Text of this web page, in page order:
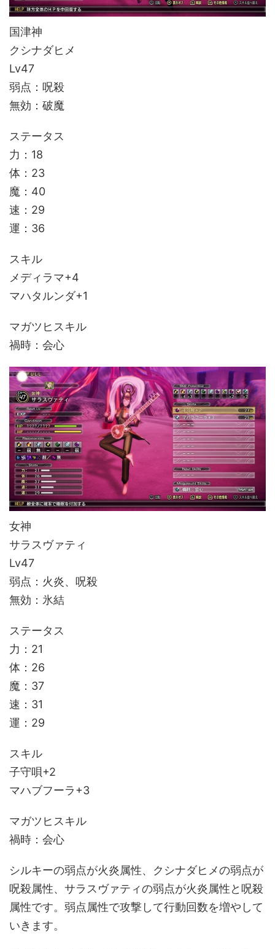
国津神
クシナダヒメ
Lv47
弱点：呪殺
無効：破魔
ステータス
力：18
体：23
魔：40
速：29
運：36
スキル
メディラマ+4
マハタルンダ+1
マガツヒスキル
禍時：会心
女神
サラスヴァティ
Lv47
弱点：火炎、呪殺
無効：氷結
ステータス
力：21
体：26
魔：37
速：31
運：29
スキル
子守唄+2
マハブフーラ+3
マガツヒスキル
禍時：会心
シルキーの弱点が火炎属性、クシナダヒメの弱点が
呪殺属性、サラスヴァティの弱点が火炎属性と呪殺
属性です。弱点属性で攻撃して行動回数を増やして
いきます。